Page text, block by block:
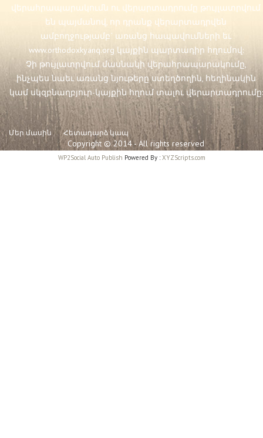
վերահրապարակումն ու վերարտադրումը թույլատրվում
են պայմանով, որ դրանք վերարտադրվեն
ամբողջությամբ` առանց հապավումների եւ
www.orthodoxkyanq.org կայքին պարտադիր հղումով:
Չի թույլատրվում մասնակի վերահրապարակումը,
ինչպես նաեւ առանց նյութերը ստեղծողին, հեղինակին
կամ սկզբնաղբյուր-կայքին հղում տալու վերարտադրումը:
Մեր մասին Հետադարձ կապ
Copyright © 2014 - All rights reserved
WP2Social Auto Publish Powered By :XYZScripts.com